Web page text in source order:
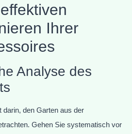
Ihrer
Analyse des
darin, den Garten aus der
Gehen Sie systematisch vor